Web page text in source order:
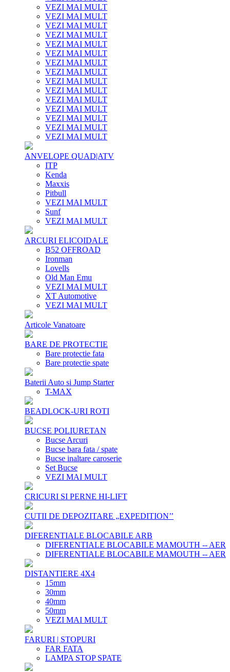
VEZI MAI MULT
VEZI MAI MULT
VEZI MAI MULT
VEZI MAI MULT
VEZI MAI MULT
VEZI MAI MULT
VEZI MAI MULT
VEZI MAI MULT
VEZI MAI MULT
VEZI MAI MULT
VEZI MAI MULT
VEZI MAI MULT
VEZI MAI MULT
VEZI MAI MULT
VEZI MAI MULT
ANVELOPE QUAD|ATV
ITP
Kenda
Maxxis
Pitbull
VEZI MAI MULT
Sunf
VEZI MAI MULT
ARCURI ELICOIDALE
B52 OFFROAD
Ironman
Lovells
Old Man Emu
VEZI MAI MULT
XT Automotive
VEZI MAI MULT
Articole Vanatoare
BARE DE PROTECTIE
Bare protectie fata
Bare protectie spate
Baterii Auto si Jump Starter
T-MAX
BEADLOCK-URI ROTI
BUCSE POLIURETAN
Bucse Arcuri
Bucse bara fata / spate
Bucse inaltare caroserie
Set Bucse
VEZI MAI MULT
CRICURI SI PERNE HI-LIFT
CUTII DE DEPOZITARE „EXPEDITION’’
DIFERENTIALE BLOCABILE ARB
DIFERENTIALE BLOCABILE MAMOUTH -- AER
DIFERENTIALE BLOCABILE MAMOUTH -- AER
DISTANTIERE 4X4
15mm
30mm
40mm
50mm
VEZI MAI MULT
FARURI | STOPURI
FAR FATA
LAMPA STOP SPATE